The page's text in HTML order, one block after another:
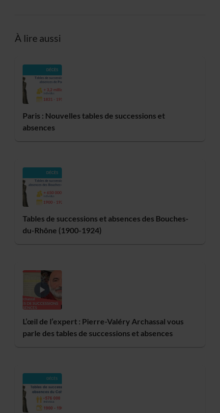
À lire aussi
Paris : Nouvelles tables de successions et
absences
Tables de successions et absences des Bouches-
du-Rhône (1900-1924)
L’œil de l’expert : Pierre-Valéry Archassal vous
parle des tables de successions et absences